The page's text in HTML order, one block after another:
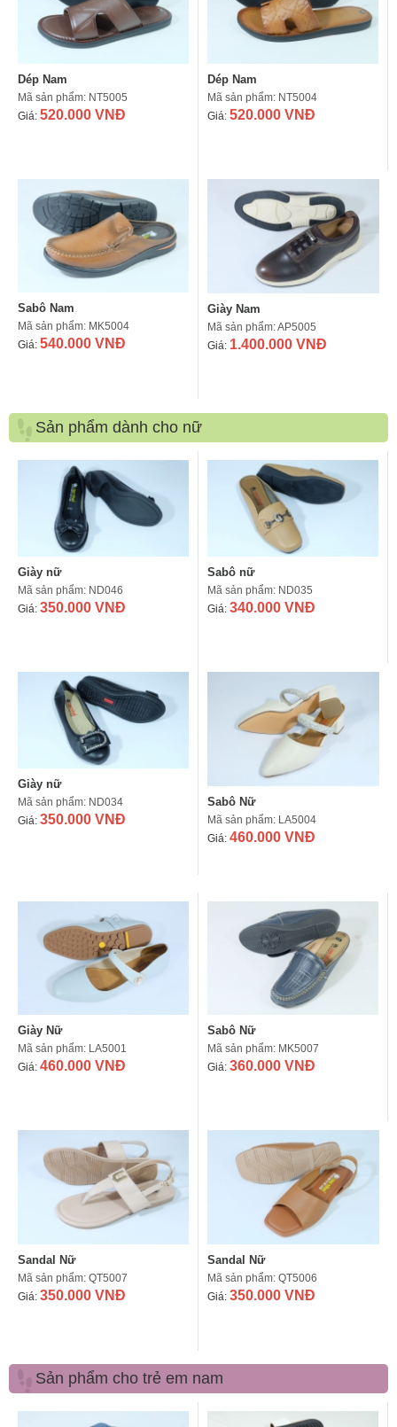
Dép Nam
Mã sản phẩm: NT5005
Giá: 520.000 VNĐ
Dép Nam
Mã sản phẩm: NT5004
Giá: 520.000 VNĐ
Sabô Nam
Mã sản phẩm: MK5004
Giá: 540.000 VNĐ
Giày Nam
Mã sản phẩm: AP5005
Giá: 1.400.000 VNĐ
Sản phẩm dành cho nữ
Giày nữ
Mã sản phẩm: ND046
Giá: 350.000 VNĐ
Sabô nữ
Mã sản phẩm: ND035
Giá: 340.000 VNĐ
Giày nữ
Mã sản phẩm: ND034
Giá: 350.000 VNĐ
Sabô Nữ
Mã sản phẩm: LA5004
Giá: 460.000 VNĐ
Giày Nữ
Mã sản phẩm: LA5001
Giá: 460.000 VNĐ
Sabô Nữ
Mã sản phẩm: MK5007
Giá: 360.000 VNĐ
Sandal Nữ
Mã sản phẩm: QT5007
Giá: 350.000 VNĐ
Sandal Nữ
Mã sản phẩm: QT5006
Giá: 350.000 VNĐ
Sản phẩm cho trẻ em nam